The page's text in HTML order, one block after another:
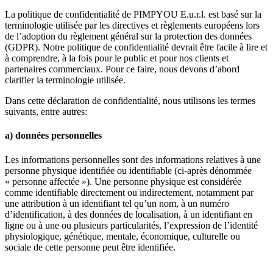
La politique de confidentialité de PIMPYOU E.u.r.l. est basé sur la
terminologie utilisée par les directives et règlements européens lors
de l’adoption du règlement général sur la protection des données
(GDPR). Notre politique de confidentialité devrait être facile à lire et
à comprendre, à la fois pour le public et pour nos clients et
partenaires commerciaux. Pour ce faire, nous devons d’abord
clarifier la terminologie utilisée.
Dans cette déclaration de confidentialité, nous utilisons les termes
suivants, entre autres:
a) données personnelles
Les informations personnelles sont des informations relatives à une
personne physique identifiée ou identifiable (ci-après dénommée
« personne affectée »). Une personne physique est considérée
comme identifiable directement ou indirectement, notamment par
une attribution à un identifiant tel qu’un nom, à un numéro
d’identification, à des données de localisation, à un identifiant en
ligne ou à une ou plusieurs particularités, l’expression de l’identité
physiologique, génétique, mentale, économique, culturelle ou
sociale de cette personne peut être identifiée.